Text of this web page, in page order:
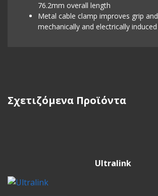
76.2mm overall length
Metal cable clamp improves grip
mechanically and electrically
Σχετιζόμενα Προϊόντα
Ultralink